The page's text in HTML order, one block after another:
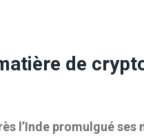
de
l’Inde promulguéses